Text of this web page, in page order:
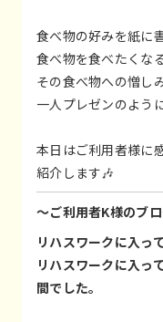
食べ物の好みを紙に
食べ物を食べたくな
その食べ物への憎し
一人プレゼンのよ
本日はご利用者様に
紹介します🎶
～ご利用者K様のブ
リハスワークに入っ
リハスワークに入っ
間でした。